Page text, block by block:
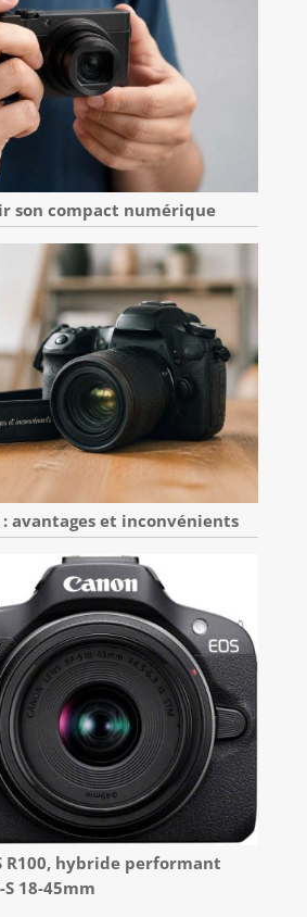
son compact numérique
avantages et inconvénients
R100, hybride performant
18-45mm